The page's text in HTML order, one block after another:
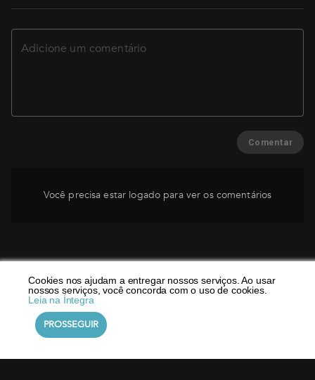
Comentar
Você precisa estar logado para ver os comentários
Cookies nos ajudam a entregar nossos serviços. Ao usar
nossos serviços, você concorda com o uso de cookies.
Leia na Íntegra
PROSSEGUIR